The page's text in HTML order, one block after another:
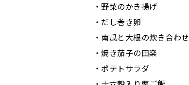
・野菜のかき揚げ
・だし巻き卵
・南瓜と大根の炊き合わせ
・焼き茄子の田楽
・ポテトサラダ